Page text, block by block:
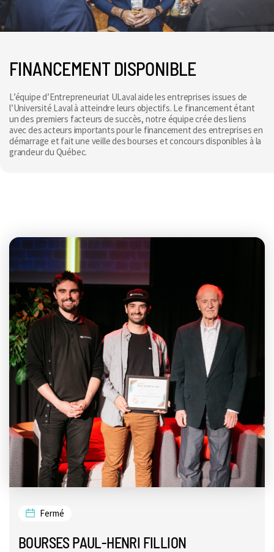
FINANCEMENT DISPONIBLE
L’équipe d’Entrepreneuriat ULaval aide les entreprises issues de
l’Université Laval à atteindre leurs objectifs. Le financement étant
un des premiers facteurs de succès, notre équipe crée des liens
avec des acteurs importants pour le financement des entreprises en
démarrage et fait une veille des bourses et concours disponibles à la
grandeur du Québec.
Fermé
BOURSES PAUL-HENRI FILLION